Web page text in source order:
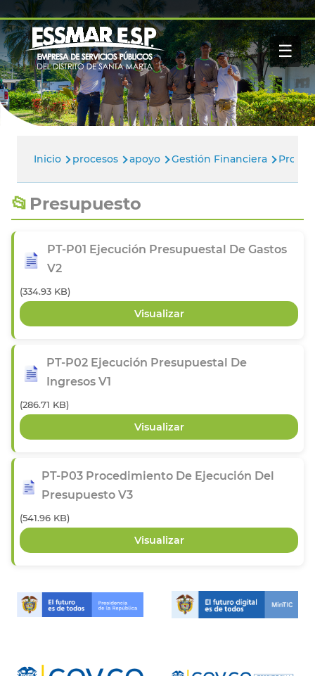
Pasar al contenido principal
Buscar
☰
Navegación
principal
Inicio
Nosotros
Servicios
Paga tu factura
Ruta
de
navegación
Inicio procesos apoyo Gestión Financiera
Presupuesto
PT-P01 Ejecución Presupuestal De Gastos
V2
(334.93 KB)
PT-P02 Ejecución Presupuestal De
Ingresos V1
(286.71 KB)
PT-P03 Procedimiento De Ejecución Del
Presupuesto V3
(541.96 KB)